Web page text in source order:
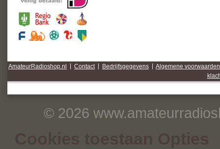
AmateurRadioshop.nl Contact Bedrijfsgegevens
Algemene voorwaarden
© 2026
Cookies toestaan Opties